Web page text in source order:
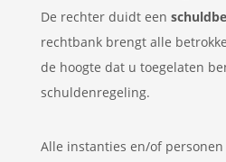
De rechter duidt een
rechtbank brengt alle
de hoogte dat u toegelaten
schuldenregeling.
Alle instanties en/of